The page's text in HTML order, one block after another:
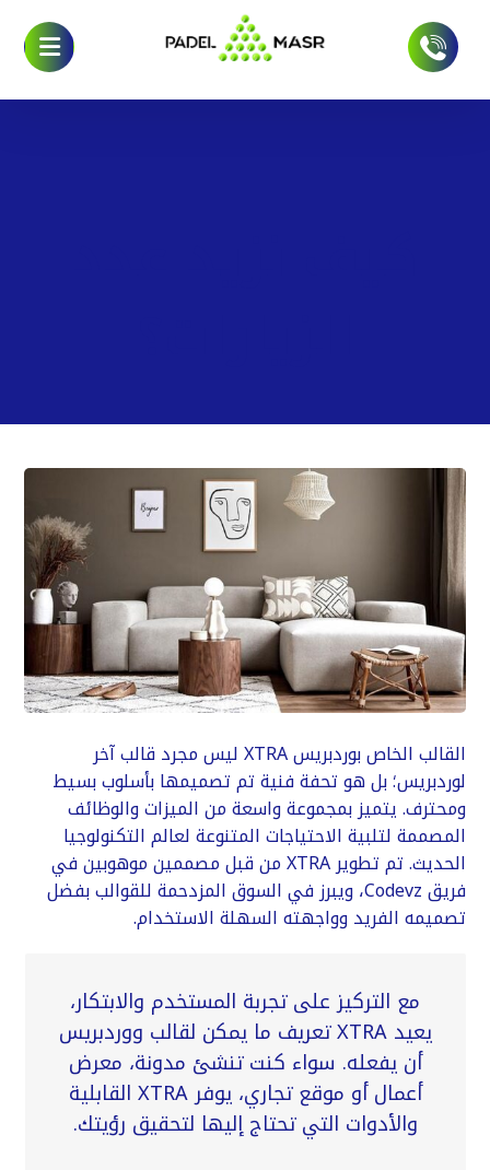
القالب الخاص بوردبريس XTRA ليس مجرد قالب آخر
لوردبريس؛ بل هو تحفة فنية تم تصميمها بأسلوب بسيط
ومحترف. يتميز بمجموعة واسعة من الميزات والوظائف
المصممة لتلبية الاحتياجات المتنوعة لعالم التكنولوجيا
الحديث. تم تطوير XTRA من قبل مصممين موهوبين في
فريق Codevz، ويبرز في السوق المزدحمة للقوالب بفضل
تصميمه الفريد وواجهته السهلة الاستخدام.
مع التركيز على تجربة المستخدم والابتكار،
يعيد XTRA تعريف ما يمكن لقالب ووردبريس
أن يفعله. سواء كنت تنشئ مدونة، معرض
أعمال أو موقع تجاري، يوفر XTRA القابلية
والأدوات التي تحتاج إليها لتحقيق رؤيتك.